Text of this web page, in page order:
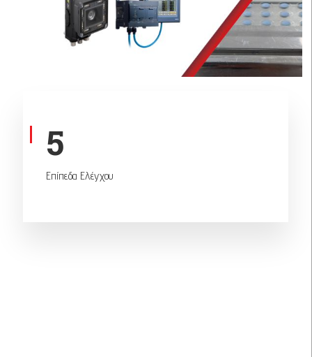
5
Επίπεδα Ελέγχου